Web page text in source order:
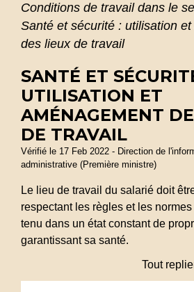
Conditions de travail dans le
Santé et sécurité : utilisation
des lieux de travail
SANTÉ ET
UTILISATION ET
AMÉNAGEMENT
DE TRAVAIL
Vérifié le 17 Feb 2022 - Direction de
administrative (Première ministre)
Le lieu de travail du salarié doit
respectant les règles et les
tenu dans un état constant de
garantissant sa santé.
Tout